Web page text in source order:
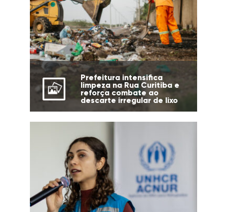
Prefeitura intensifica
limpeza na Rua Curitiba e
reforça combate ao
descarte irregular de lixo